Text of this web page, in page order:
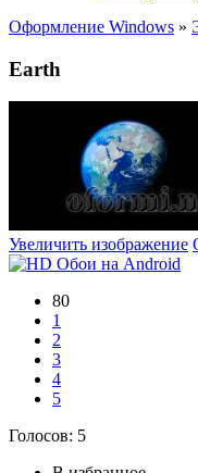
Оформление Windows »
Earth
Увеличить изображение
80
1
2
3
4
5
Голосов: 5